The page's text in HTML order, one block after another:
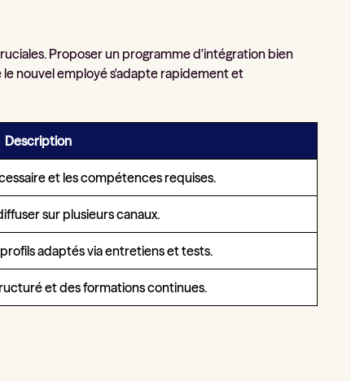
Proposer un programme d'intégration bien
nouvel employé s'adapte rapidement et
Description
et les compétences requises.
sur plusieurs canaux.
adaptés via entretiens et tests.
et des formations continues.